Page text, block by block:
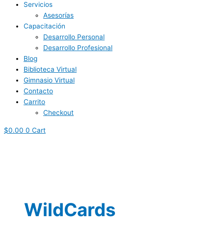
Servicios
Asesorías
Capacitación
Desarrollo Personal
Desarrollo Profesional
Blog
Biblioteca Virtual
Gimnasio Virtual
Contacto
Carrito
Checkout
$0.00 0 Cart
WildCards